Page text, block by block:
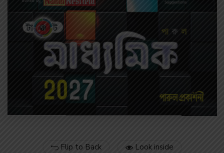
Flip to Back Look inside